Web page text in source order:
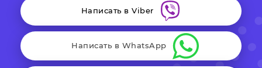
Написать в Viber
Написать в WhatsApp